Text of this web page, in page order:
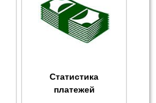
Статистика
платежей